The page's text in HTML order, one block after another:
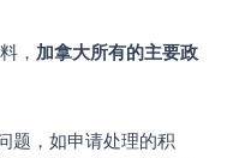
， 加拿大所有的主要政
题，如申请处理的积